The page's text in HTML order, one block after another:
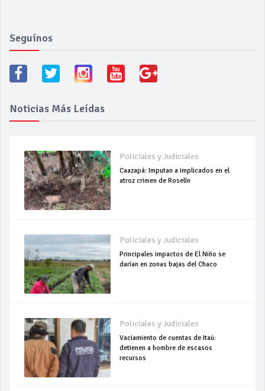
Seguínos
Noticias Más Leídas
Policiales y Judiciales
Caazapá: Imputan a implicados en el
atroz crimen de Roselín
Policiales y Judiciales
Principales impactos de El Niño se
darían en zonas bajas del Chaco
Policiales y Judiciales
Vaciamiento de cuentas de Itaú:
detienen a hombre de escasos
recursos